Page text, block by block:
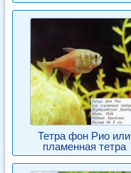
Тетра фон Рио или
пламенная тетра